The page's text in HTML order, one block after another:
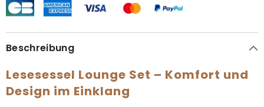
Beschreibung
Lesesessel Lounge Set – Komfort und
Design im Einklang